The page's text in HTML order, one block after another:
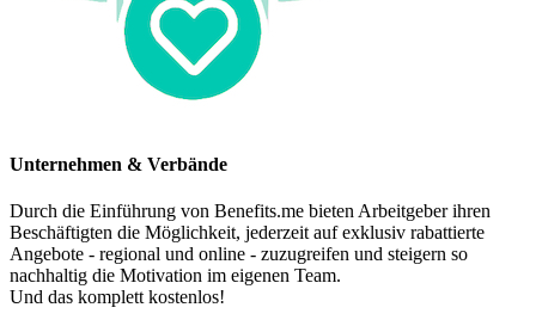
Unternehmen & Verbände
Durch die Einführung von Benefits.me bieten Arbeitgeber ihren
Beschäftigten die Möglichkeit, jederzeit auf exklusiv rabattierte
Angebote - regional und online - zuzugreifen und steigern so
nachhaltig die Motivation im eigenen Team.
Und das komplett kostenlos!